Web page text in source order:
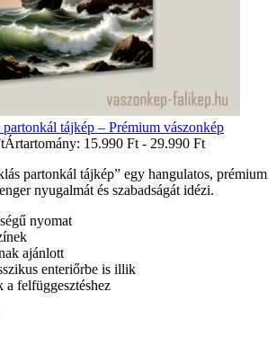
tájkép – Prémium vászonkép
Ártartomány: 15.990 Ft - 29.990 Ft
partonkál tájkép” egy hangulatos, prémium
nyugalmát és szabadságát idézi.
nyomat
ajánlott
enteriőrbe is illik
a felfüggesztéshez